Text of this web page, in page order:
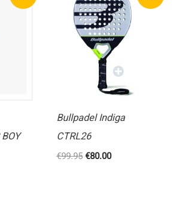
Bullpadel Indiga
CTRL26
€99.95 Oorspronkelijke
€80.00Huidige